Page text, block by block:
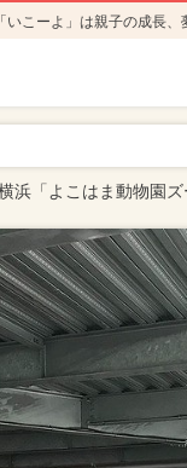
こーよ」は親子の成長、
浜「よこはま動物園